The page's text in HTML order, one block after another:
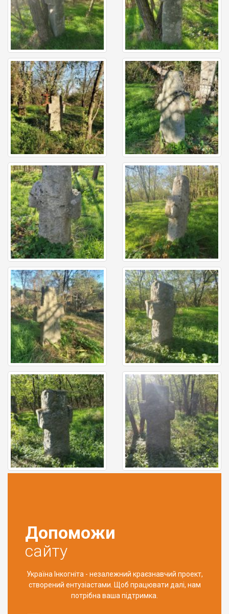
Допоможи
сайту
Україна Інкогніта - незалежний краєзнавчий проект,
створений ентузіастами. Щоб працювати далі, нам
потрібна ваша підтримка.